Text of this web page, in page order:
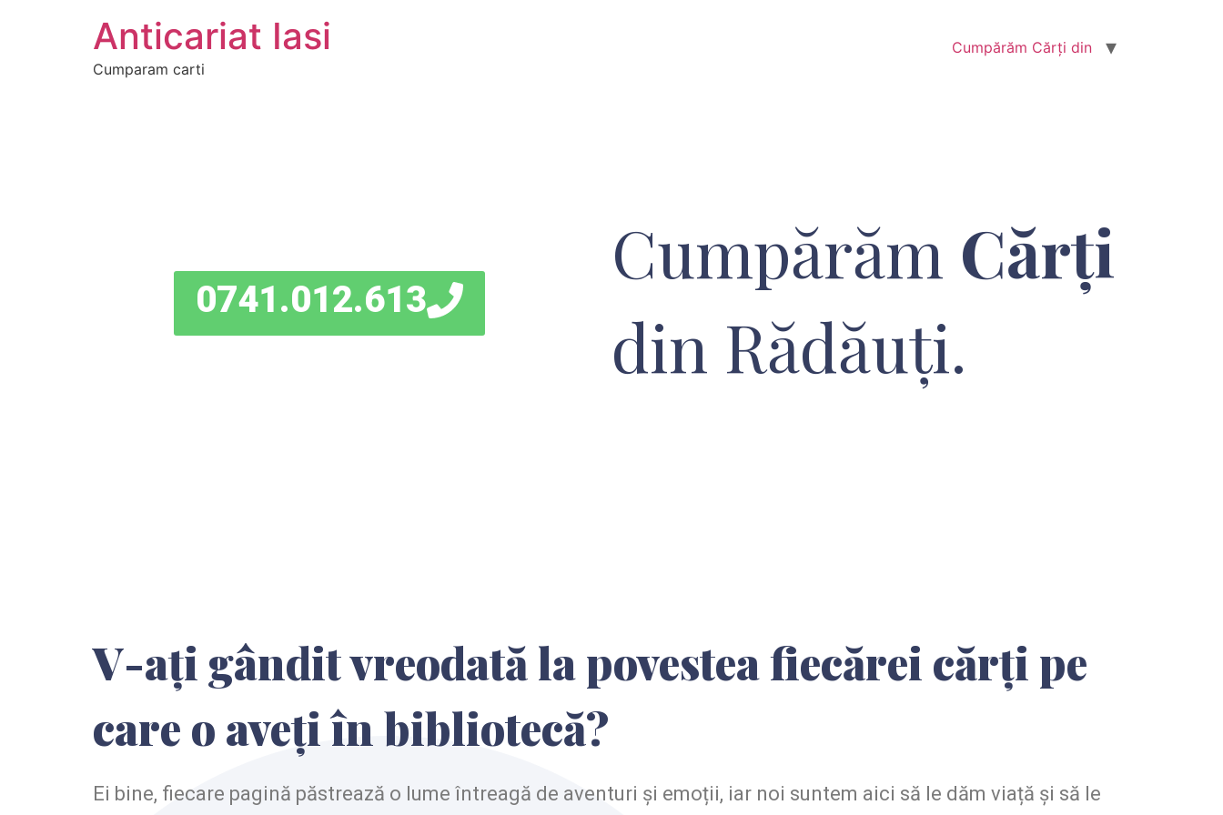
Anticariat Iasi
Cumparam carti
Cumpărăm Cărți din
0741.012.613
Cumpărăm Cărți
din Rădăuți.
V-ați gândit vreodată la povestea fiecărei cărți pe
care o aveți în bibliotecă?
Ei bine, fiecare pagină păstrează o lume întreagă de aventuri și emoții, iar noi suntem aici să le dăm viață și să le